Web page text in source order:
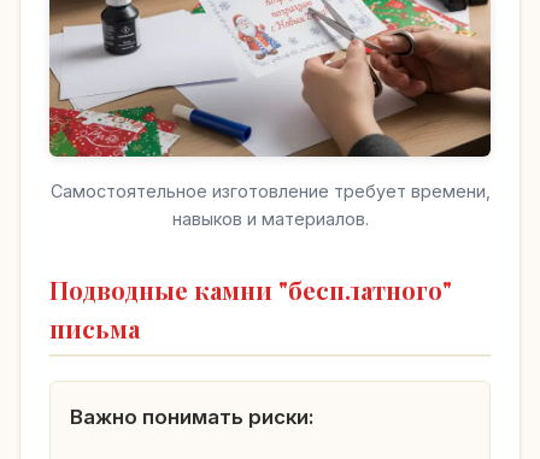
Самостоятельное изготовление требует времени,
навыков и материалов.
Подводные камни "бесплатного"
письма
Важно понимать риски: